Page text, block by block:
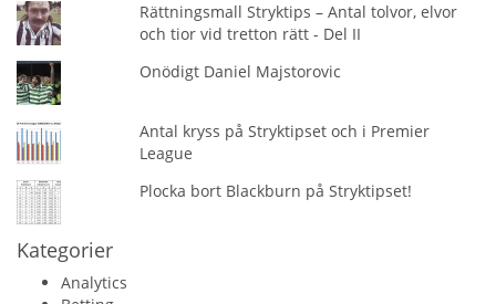
Rättningsmall Stryktips – Antal tolvor, elvor
och tior vid tretton rätt - Del II
Onödigt Daniel Majstorovic
Antal kryss på Stryktipset och i Premier
League
Plocka bort Blackburn på Stryktipset!
Kategorier
Analytics